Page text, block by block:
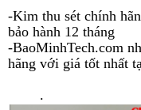
-Kim thu sét chính
bảo hành 12 tháng
-BaoMinhTech.com
hãng với giá tốt nhất
.